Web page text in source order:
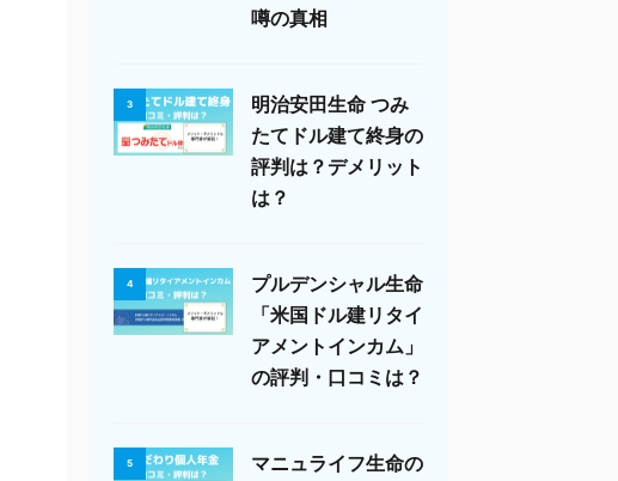
噂の真相
3
明治安田生命 つみ
たてドル建て終身の
評判は？デメリット
は？
4
プルデンシャル生命
「米国ドル建リタイ
アメントインカム」
の評判・口コミは？
5
マニュライフ生命の